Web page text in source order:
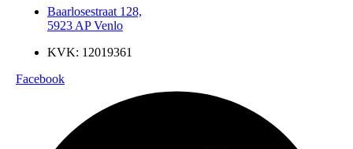
Baarlosestraat 128,
5923 AP Venlo
KVK: 12019361
Facebook